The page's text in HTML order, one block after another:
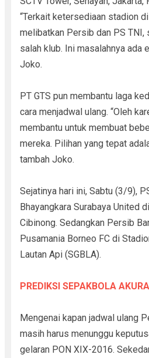
“Terkait ketersediaan stadion
melibatkan Persib dan PS TNI,
salah klub. Ini masalahnya ada
Joko.
PT GTS pun membantu laga
cara menjadwal ulang. “Oleh
membantu untuk membuat
mereka. Pilihan yang tepat
tambah Joko.
Sejatinya hari ini, Sabtu (3/9),
Bhayangkara Surabaya United
Cibinong. Sedangkan Persib
Pusamania Borneo FC di
Lautan Api (SGBLA).
PREDIKSI SEPAKBOLA
Mengenai kapan jadwal ulang
masih harus menunggu
gelaran PON XIX-2016.